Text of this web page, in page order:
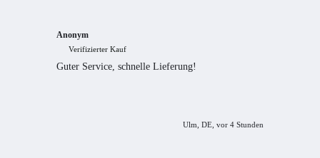
Anonym
Verifizierter Kauf
Guter Service, schnelle Lieferung!
Ulm, DE, vor 4 Stunden